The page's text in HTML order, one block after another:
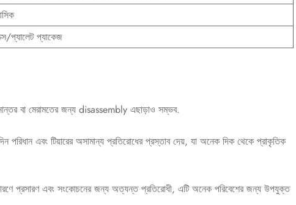
প্যালেট প্যাকেজ
বা মেরামতের জন্য disassembly এছাড়াও সম্ভব.
পরিধান এবং টিয়ারের অসামান্য প্রতিরোধের প্রস্তাব দেয়, যা অনেক দিক থেকে প্রাকৃতিক
প্রসারণ এবং সংকোচনের জন্য অত্যন্ত প্রতিরোধী, এটি অনেক পরিবেশের জন্য উপযুক্ত